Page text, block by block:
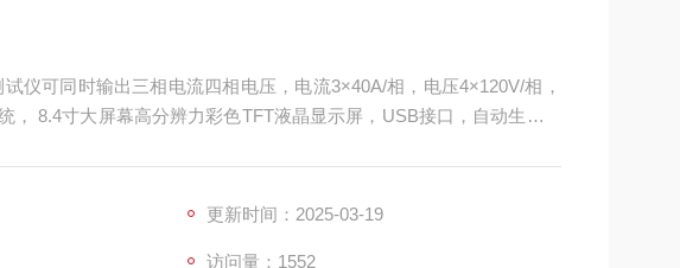
仪可同时输出三相电流四相电压，电流3×40A/相，电压4×120V/相，
， 8.4寸大屏幕高分辨力彩色TFT液晶显示屏，USB接口，自动生成W
更新时间：2025-03-19
访问量：1552